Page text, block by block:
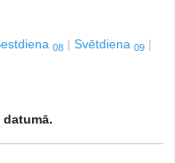
08 Svētdiena 09
datumā.